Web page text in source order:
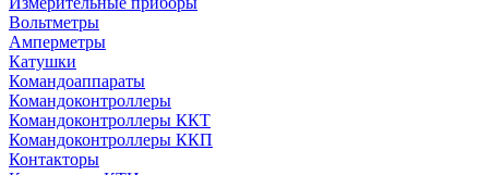
Вольтметры
Амперметры
Катушки
Командоаппараты
Командоконтроллеры
Командоконтроллеры ККТ
Командоконтроллеры ККП
Контакторы